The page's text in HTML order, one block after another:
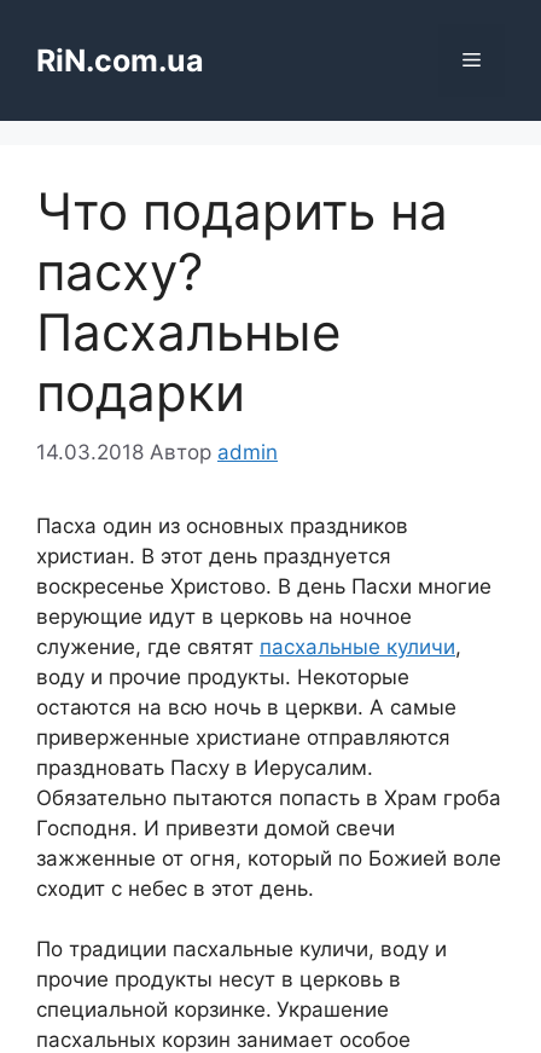
вмістуRiN.com.ua Меню
Что подарить на
пасху?
Пасхальные
подарки
14.03.2018 Автор admin
Пасха один из основных праздников
христиан. В этот день празднуется
воскресенье Христово. В день Пасхи многие
верующие идут в церковь на ночное
служение, где святят пасхальные куличи,
воду и прочие продукты. Некоторые
остаются на всю ночь в церкви. А самые
приверженные христиане отправляются
праздновать Пасху в Иерусалим.
Обязательно пытаются попасть в Храм гроба
Господня. И привезти домой свечи
зажженные от огня, который по Божией воле
сходит с небес в этот день.
По традиции пасхальные куличи, воду и
прочие продукты несут в церковь в
специальной корзинке. Украшение
пасхальных корзин занимает особое